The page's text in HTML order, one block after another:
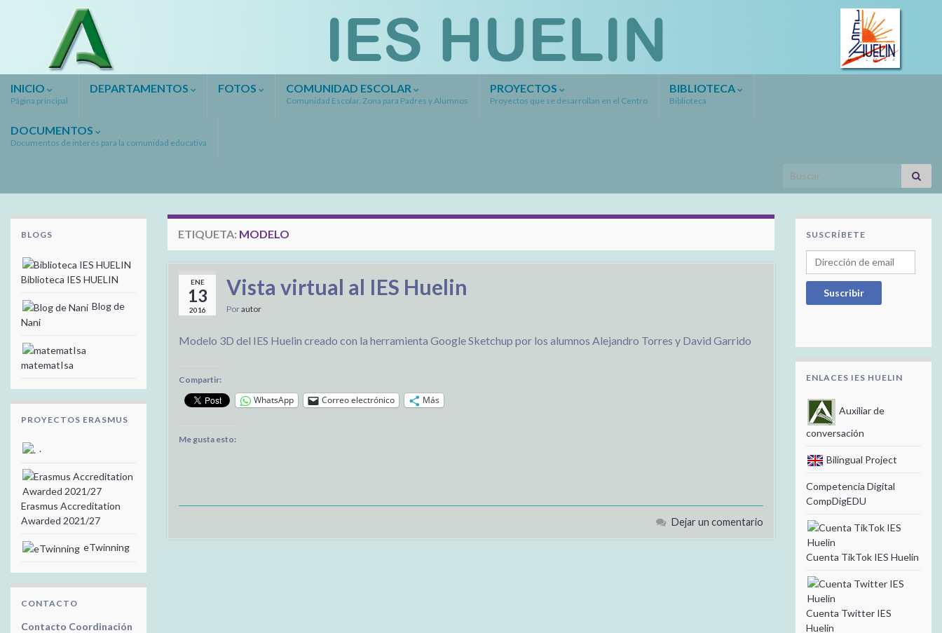
INICIO
Página principal
DEPARTAMENTOS FOTOS COMUNIDAD ESCOLAR
Comunidad Escolar. Zona para Padres y Alumnos
PROYECTOS
Proyectos que se desarrollan en el Centro
BIBLIOTECA
Biblioteca
DOCUMENTOS
Documentos de interés para la comunidad educativa
Search for:
ETIQUETA: MODELO
ENE
13
2016
Vista virtual al IES Huelin
Porautor
Modelo 3D del IES Huelin creado con la herramienta Google Sketchup por los alumnos Alejandro Torres y David Garrido
Compartir:
WhatsApp Correo electrónico Más
Me gusta esto:
Dejar un comentario
BLOGS
Biblioteca IES HUELIN
Blog de
Nani
matematIsa
PROYECTOS ERASMUS
.
Erasmus Accreditation
Awarded 2021/27
eTwinning
CONTACTO
Contacto Coordinación
SUSCRÍBETE
Dirección de email
Suscribir
ENLACES IES HUELIN
Auxiliar de
conversación
Bilingual Project
Competencia Digital
CompDigEDU
Cuenta TikTok IES Huelin
Cuenta Twitter IES
Huelin